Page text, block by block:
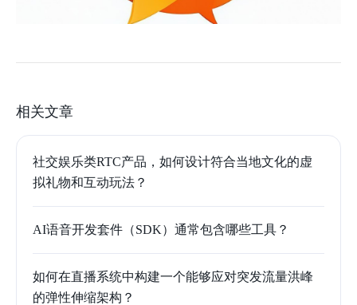
相关文章
社交娱乐类RTC产品，如何设计符合当地文化的虚
拟礼物和互动玩法？
AI语音开发套件（SDK）通常包含哪些工具？
如何在直播系统中构建一个能够应对突发流量洪峰
的弹性伸缩架构？